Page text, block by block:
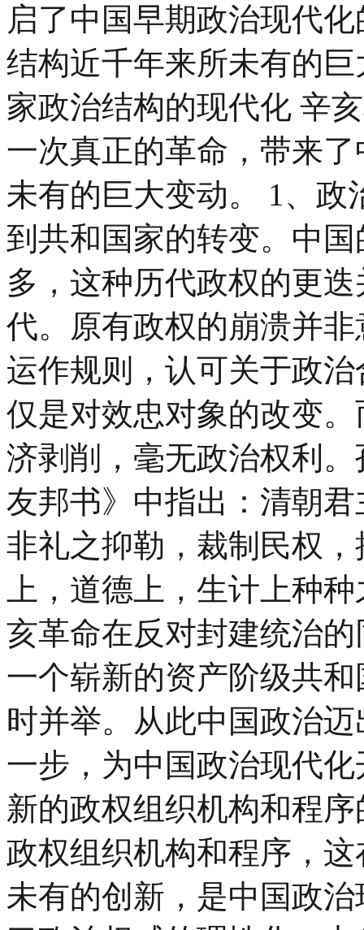
启了中国早期政治现代
结构近千年来所未有的
家政治结构的现代化 辛
一次真正的革命，带来
未有的巨大变动。 1、
到共和国家的转变。中
多，这种历代政权的更
代。原有政权的崩溃并
运作规则，认可关于政
仅是对效忠对象的改变
济剥削，毫无政治权利
友邦书》中指出：清朝
非礼之抑勒，裁制民权
上，道德上，生计上种
亥革命在反对封建统治
一个崭新的资产阶级共
时并举。从此中国政治
一步，为中国政治现代
新的政权组织机构和程
政权组织机构和程序，
未有的创新，是中国政